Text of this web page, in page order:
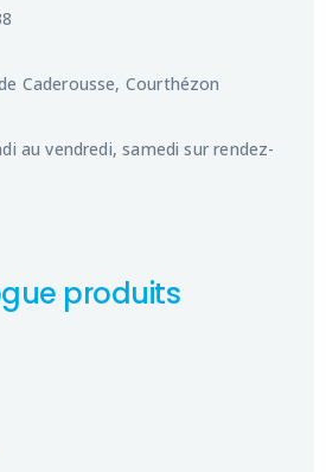
Caderousse, Courthézon
au vendredi, samedi sur rendez-
produits